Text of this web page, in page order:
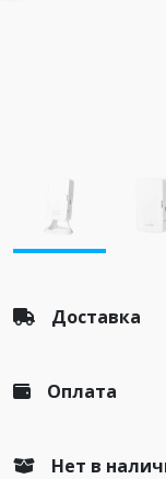
Доставка
Оплата
Нет в